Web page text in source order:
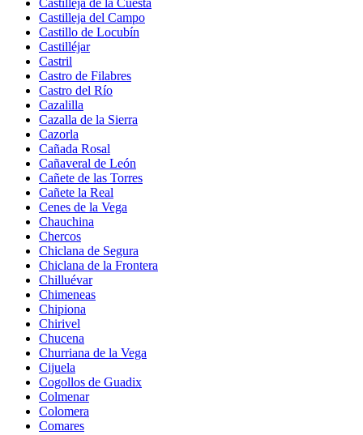
Castilleja del Campo
Castillo de Locubín
Castilléjar
Castril
Castro de Filabres
Castro del Río
Cazalilla
Cazalla de la Sierra
Cazorla
Cañada Rosal
Cañaveral de León
Cañete de las Torres
Cañete la Real
Cenes de la Vega
Chauchina
Chercos
Chiclana de Segura
Chiclana de la Frontera
Chilluévar
Chimeneas
Chipiona
Chirivel
Chucena
Churriana de la Vega
Cijuela
Cogollos de Guadix
Colmenar
Colomera
Comares